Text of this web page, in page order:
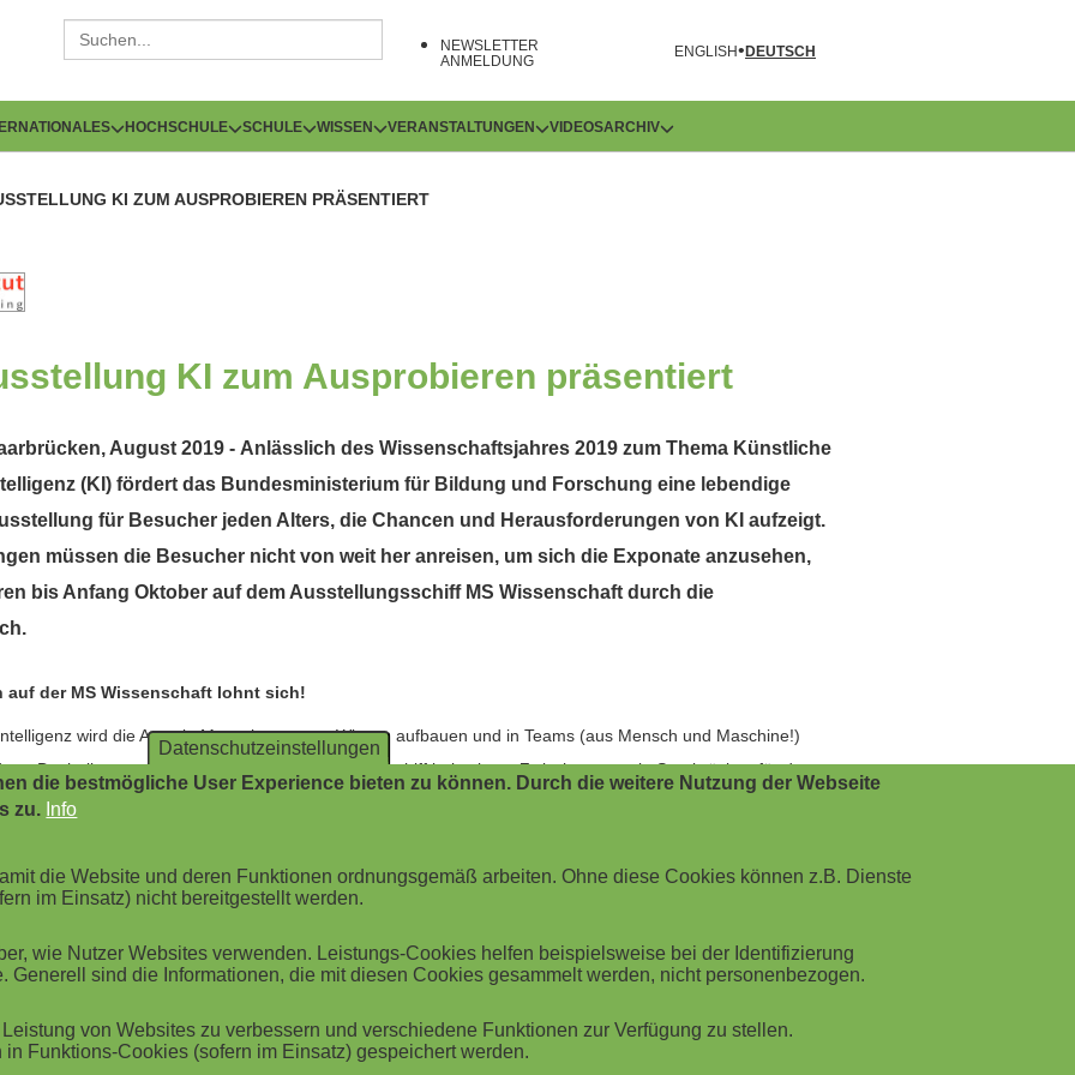
NEWSLETTER
ANMELDUNG
ENGLISH DEUTSCH
HOCHSCHULE SCHULE WISSEN VERANSTALTUNGEN VIDEOSARCHIV
KI ZUM AUSPROBIEREN PRÄSENTIERT
KI zum Ausprobieren präsentiert
August 2019 - Anlässlich des Wissenschaftsjahres 2019 zum Thema Künstliche
(KI) fördert das Bundesministerium für Bildung und Forschung eine lebendige
für Besucher jeden Alters, die Chancen und Herausforderungen von KI aufzeigt.
müssen die Besucher nicht von weit her anreisen, um sich die Exponate anzusehen,
bis Anfang Oktober auf dem Ausstellungsschiff MS Wissenschaft durch die
auf der MS Wissenschaft lohnt sich!
wird die Art, wie Menschen neues Wissen aufbauen und in Teams (aus Mensch und Maschine!)
Deshalb war ein Besuch auf dem Ausstellungsschiff bei seinem Zwischenstopp in Saarbrücken für das
das nicht jedem direkt zugänglich ist und stellenweise einer genaueren Erläuterung bedarf. Umso
mehrere "Lotsen der Wissenschaft" den Gästen als Ansprechpartner zur Verfügung standen.
zu sämtlichen Fragen Rede und Antwort gestanden.
als wir erfuhren, seit wann Menschen davon träumen, intelligente, entscheidungsfähige Wesen zu
nimmt die Besucher mit auf eine Zeitreise durch die Geschichte der KI und erläutert, wie Künstliche
Datenschutzeinstellungen
die bestmögliche User Experience bieten zu können. Durch die weitere Nutzung der Webseite
zu. Info
die Website und deren Funktionen ordnungsgemäß arbeiten. Ohne diese Cookies können z.B. Dienste
im Einsatz) nicht bereitgestellt werden.
wie Nutzer Websites verwenden. Leistungs-Cookies helfen beispielsweise bei der Identifizierung
Generell sind die Informationen, die mit diesen Cookies gesammelt werden, nicht personenbezogen.
von Websites zu verbessern und verschiedene Funktionen zur Verfügung zu stellen.
Funktions-Cookies (sofern im Einsatz) gespeichert werden.